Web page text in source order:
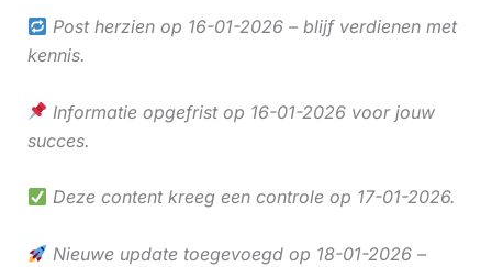
Post herzien op 16-01-2026 – blijf verdienen met
kennis.
Informatie opgefrist op 16-01-2026 voor jouw
succes.
Deze content kreeg een controle op 17-01-2026.
Nieuwe update toegevoegd op 18-01-2026 –